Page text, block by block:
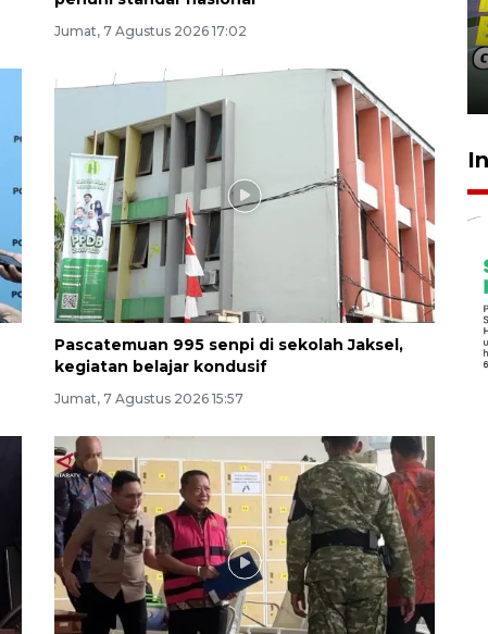
Jumat, 7 Agustus 2026 17:02
Pascatemuan 995 senpi di sekolah Jaksel,
kegiatan belajar kondusif
Jumat, 7 Agustus 2026 15:57
Penguatan pendidikan melalui
13 jam lalu